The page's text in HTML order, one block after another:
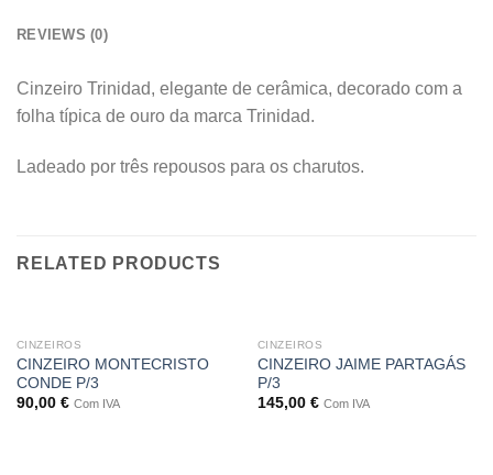
REVIEWS (0)
Cinzeiro Trinidad, elegante de cerâmica, decorado com a
folha típica de ouro da marca Trinidad.
Ladeado por três repousos para os charutos.
RELATED PRODUCTS
OUT OF STOCK
CINZEIROS
CINZEIRO MONTECRISTO
CONDE P/3
90,00 € Com IVA
CINZEIROS
CINZEIRO JAIME PARTAGÁS
P/3
145,00 € Com IVA